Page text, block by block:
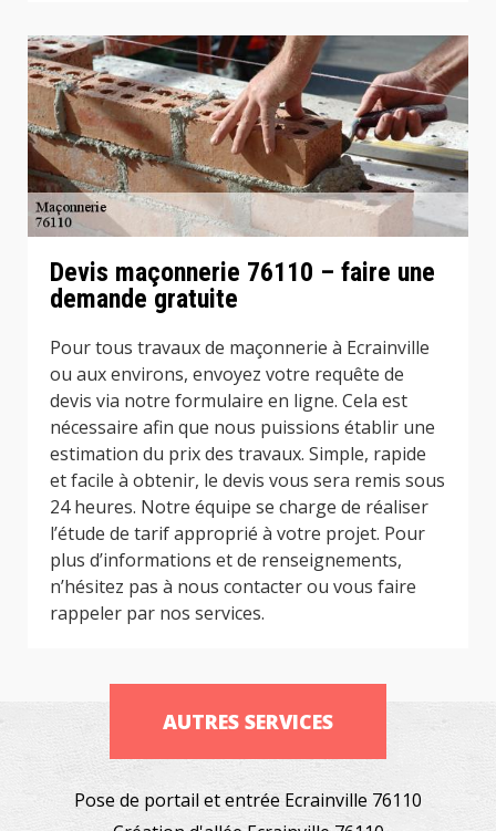
Devis maçonnerie 76110 – faire une
demande gratuite
Pour tous travaux de maçonnerie à Ecrainville
ou aux environs, envoyez votre requête de
devis via notre formulaire en ligne. Cela est
nécessaire afin que nous puissions établir une
estimation du prix des travaux. Simple, rapide
et facile à obtenir, le devis vous sera remis sous
24 heures. Notre équipe se charge de réaliser
l’étude de tarif approprié à votre projet. Pour
plus d’informations et de renseignements,
n’hésitez pas à nous contacter ou vous faire
rappeler par nos services.
AUTRES SERVICES
Pose de portail et entrée Ecrainville 76110